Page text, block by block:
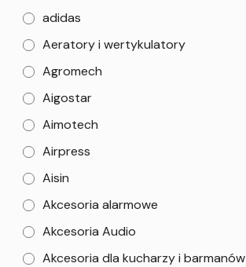
adidas
Aeratory i wertykulatory
Agromech
Aigostar
Aimotech
Airpress
Aisin
Akcesoria alarmowe
Akcesoria Audio
Akcesoria dla kucharzy i barmanów